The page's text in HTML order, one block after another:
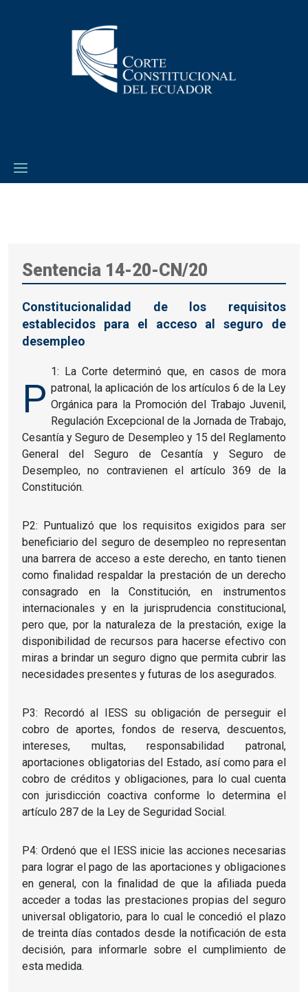
Sentencia 14-20-CN/20
Constitucionalidad de los requisitos
establecidos para el acceso al seguro de
desempleo
P
1: La Corte determinó que, en casos de mora
patronal, la aplicación de los artículos 6 de la Ley
Orgánica para la Promoción del Trabajo Juvenil,
Regulación Excepcional de la Jornada de Trabajo,
Cesantía y Seguro de Desempleo y 15 del Reglamento
General del Seguro de Cesantía y Seguro de
Desempleo, no contravienen el artículo 369 de la
Constitución.
P2: Puntualizó que los requisitos exigidos para ser
beneficiario del seguro de desempleo no representan
una barrera de acceso a este derecho, en tanto tienen
como finalidad respaldar la prestación de un derecho
consagrado en la Constitución, en instrumentos
internacionales y en la jurisprudencia constitucional,
pero que, por la naturaleza de la prestación, exige la
disponibilidad de recursos para hacerse efectivo con
miras a brindar un seguro digno que permita cubrir las
necesidades presentes y futuras de los asegurados.
P3: Recordó al IESS su obligación de perseguir el
cobro de aportes, fondos de reserva, descuentos,
intereses, multas, responsabilidad patronal,
aportaciones obligatorias del Estado, así como para el
cobro de créditos y obligaciones, para lo cual cuenta
con jurisdicción coactiva conforme lo determina el
artículo 287 de la Ley de Seguridad Social.
P4: Ordenó que el IESS inicie las acciones necesarias
para lograr el pago de las aportaciones y obligaciones
en general, con la finalidad de que la afiliada pueda
acceder a todas las prestaciones propias del seguro
universal obligatorio, para lo cual le concedió el plazo
de treinta días contados desde la notificación de esta
decisión, para informarle sobre el cumplimiento de
esta medida.